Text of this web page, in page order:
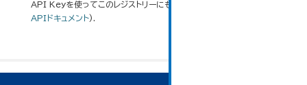
API Keyを使ってこのレジストリーにもアクセス可能です
APIドキュメント).